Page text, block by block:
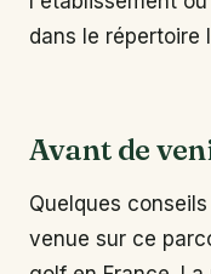
dans le répertoire
Avant de
Quelques
venue sur ce